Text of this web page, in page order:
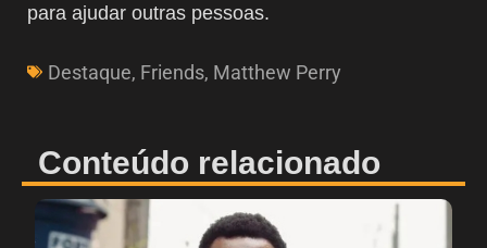
para ajudar outras pessoas.
Destaque, Friends, Matthew Perry
Conteúdo relacionado